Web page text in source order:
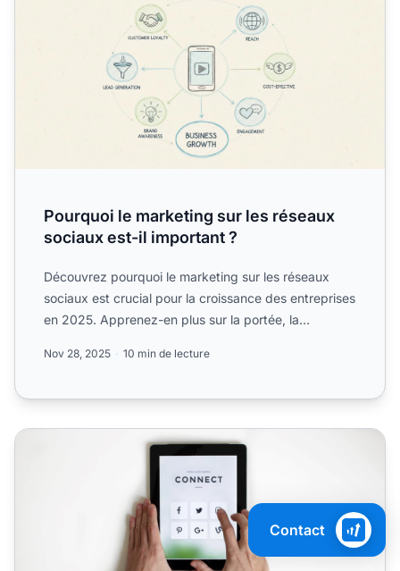
Pourquoi le marketing sur les réseaux
sociaux est-il important ?
Découvrez pourquoi le marketing sur les réseaux
sociaux est crucial pour la croissance des entreprises
en 2025. Apprenez-en plus sur la portée, la
Nov 28, 2025 10 min de lecture
utiliser les réseaux sociaux pour le marketing affiliation
Contact